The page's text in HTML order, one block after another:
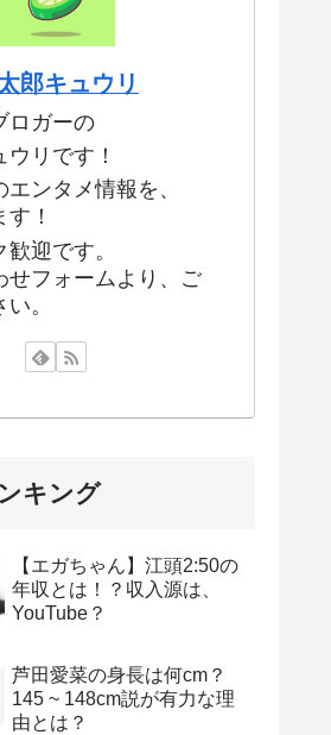
郎キュウリ
ロガーの
リです！
ンタメ情報を、
！
迎です。
せフォームより、ご
。
キング
【エガちゃん】江頭2:50の
年収とは！？収入源は、
YouTube？
芦田愛菜の身長は何cm？
145 ~ 148cm説が有力な理
由とは？